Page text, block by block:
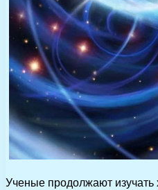
Ученые продолжают изучать